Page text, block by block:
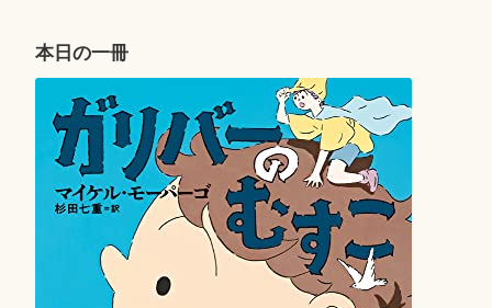
ー
シ
ン
本日の一冊